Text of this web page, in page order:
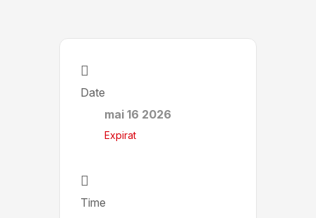
Date
mai 16 2026
Expirat
Time